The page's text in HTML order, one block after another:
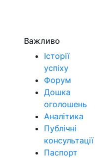
Важливо
Історії
успіху
Форум
Дошка
оголошень
Аналітика
Публічні
консультації
Паспорт